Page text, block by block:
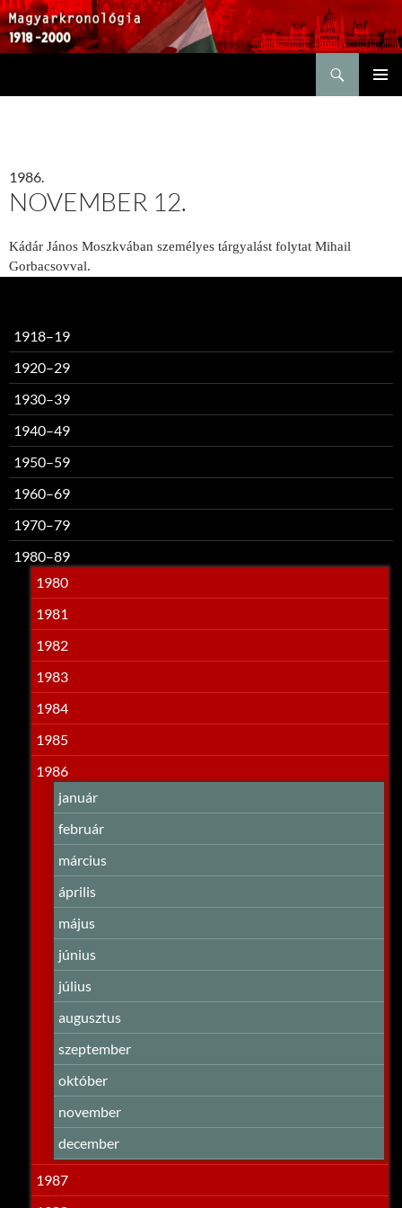
1986.
NOVEMBER 12.
Kádár János Moszkvában személyes tárgyalást folytat Mihail
Gorbacsovval.
1918–19
1920–29
1930–39
1940–49
1950–59
1960–69
1970–79
1980–89
1980
1981
1982
1983
1984
1985
1986
január
február
március
április
május
június
július
augusztus
szeptember
október
november
december
1987